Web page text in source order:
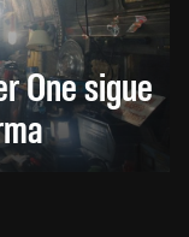
One sigue